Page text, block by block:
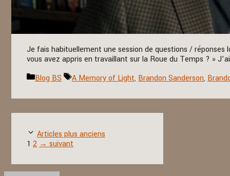
Je fais habituellement une session de questions / réponses
vous avez appris en travaillant sur la Roue du Temps ? »
Catégories
Blog BS Étiquettes
A Memory of Light, Brandon Sanderson,
Articles plus anciens
Page
1 Page
2 → suivant